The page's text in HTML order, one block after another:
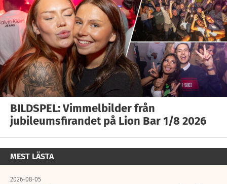
BILDSPEL: Vimmelbilder från
jubileumsfirandet på Lion Bar 1/8 2026
MEST LÄSTA
2026-08-05